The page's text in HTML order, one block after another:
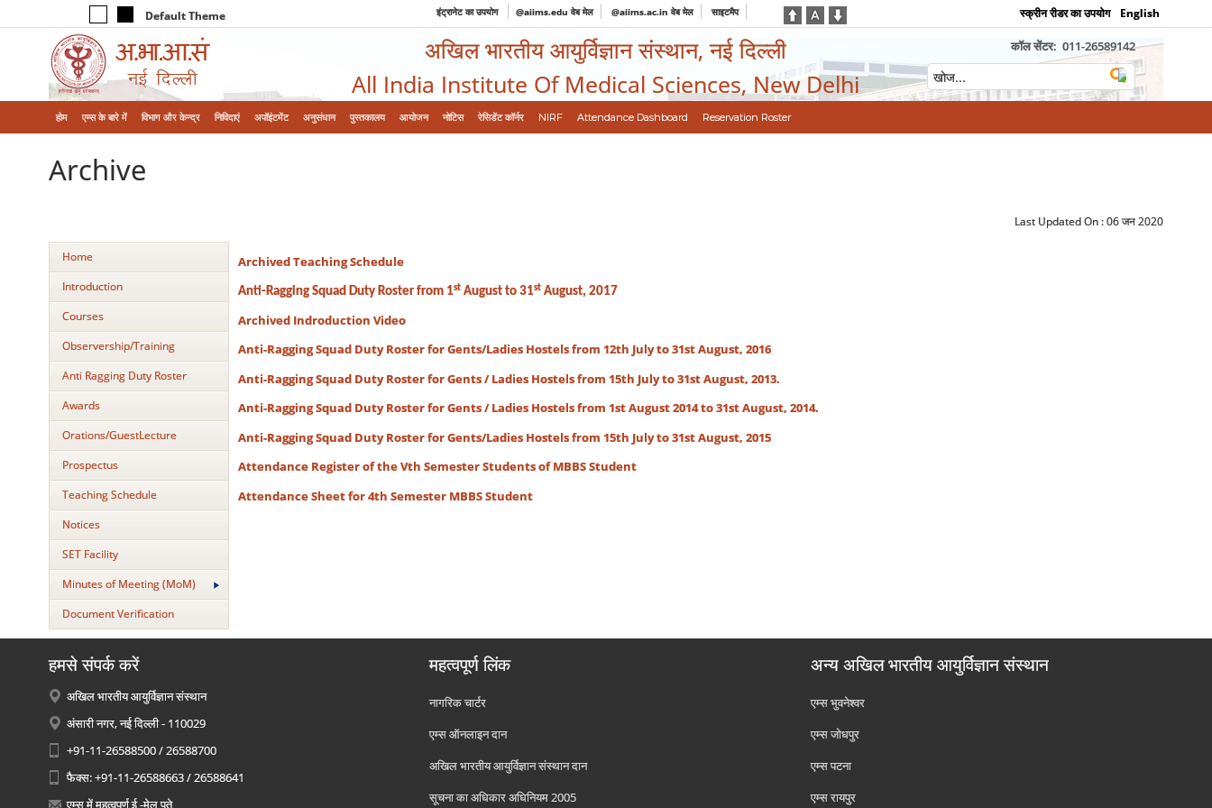
Default Theme इंट्रानेट का उपयोग @aiims.edu वेब मेल @aiims.ac.in वेब मेल साइटमैप स्क्रीन रीडर का उपयोग English
अखिल भारतीय आयुर्विज्ञान संस्थान, नई दिल्ली
All India Institute Of Medical Sciences, New Delhi
कॉल सेंटर: 011-26589142
होम एम्‍स के बारे में विभाग और केन्‍द्र निविदाएं अपॉइंटमेंट अनुसंधान पुस्तकालय आयोजन नोटिस रेसिडेंट कॉर्नर NIRF Attendance Dashboard Reservation Roster
Archive
Last Updated On :06 जन 2020
Home
Introduction
Courses
Observership/Training
Anti Ragging Duty Roster
Awards
Orations/GuestLecture
Prospectus
Teaching Schedule
Notices
SET Facility
Minutes of Meeting (MoM)
Document Verification
Archived Teaching Schedule
Anti-Ragging Squad Duty Roster from 1stAugust to 31stAugust, 2017
Archived Indroduction Video
Anti-Ragging Squad Duty Roster for Gents/Ladies Hostels from 12th July to 31st August, 2016
Anti-Ragging Squad Duty Roster for Gents / Ladies Hostels from 15th July to 31st August, 2013.
Anti-Ragging Squad Duty Roster for Gents / Ladies Hostels from 1st August 2014 to 31st August, 2014.
Anti-Ragging Squad Duty Roster for Gents/Ladies Hostels from 15th July to 31st August, 2015
Attendance Register of the Vth Semester Students of MBBS Student
Attendance Sheet for 4th Semester MBBS Student
हमसे संपर्क करें
अखिल भारतीय आयुर्विज्ञान संस्थान
अंसारी नगर, नई दिल्ली - 110029
+91-11-26588500 / 26588700
फैक्स: +91-11-26588663 / 26588641
एम्स में महत्वपूर्ण ई -मेल पते
महत्वपूर्ण लिंक
नागरिक चार्टर
एम्स ऑनलाइन दान
अखिल भारतीय आयुर्विज्ञान संस्थान दान
सूचना का अधिकार अधिनियम 2005
अन्य अखिल भारतीय आयुर्विज्ञान संस्थान
एम्‍स भुवनेश्वर
एम्‍स जोधपुर
एम्‍स पटना
एम्‍स रायपुर